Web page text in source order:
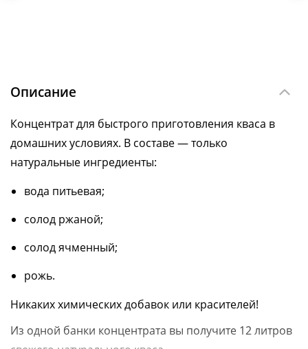
Описание
Концентрат для быстрого приготовления кваса в
домашних условиях. В составе — только
натуральные ингредиенты:
вода питьевая;
солод ржаной;
солод ячменный;
рожь.
Никаких химических добавок или красителей!
Из одной банки концентрата вы получите 12 литров